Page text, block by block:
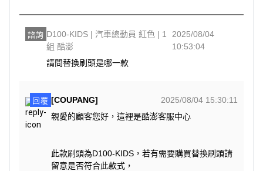
諮詢 D100-KIDS | 汽車總動員 紅色 | 1
組 酷澎
2025/08/04
10:53:04
請問替換刷頭是哪一款
回覆 [COUPANG]
2025/08/04 15:30:11
親愛的顧客您好，這裡是酷澎客服中心
此款刷頭為D100-KIDS，若有需要購買替換刷頭請
留意是否符合此款式，